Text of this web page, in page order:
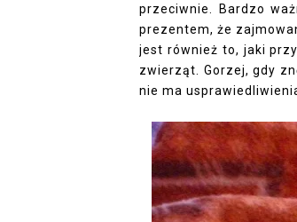
przeciwnie. Bardzo
prezentem, że
jest również to, jaki
zwierząt. Gorzej, gdy
nie ma